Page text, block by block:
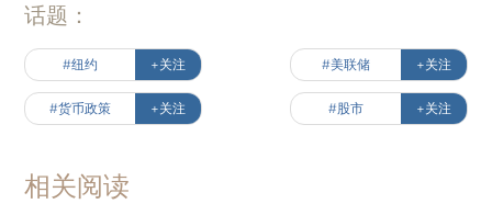
话题：
#纽约 +关注 #美联储 +关注
#货币政策 +关注 #股市 +关注
相关阅读